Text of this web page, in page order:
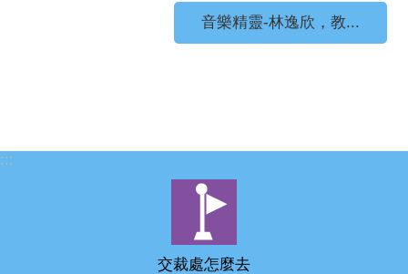
音樂精靈-林逸欣，教...
:::
交裁處怎麼去